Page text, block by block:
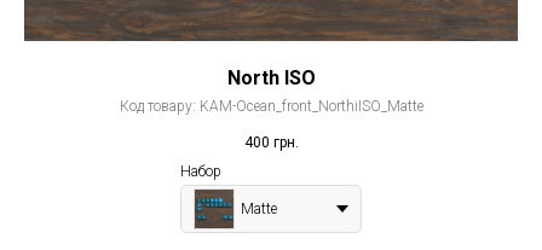
North ISO
Код товару: KAM-Ocean_front_NorthiISO_Matte
400 грн.
Набор
Matte